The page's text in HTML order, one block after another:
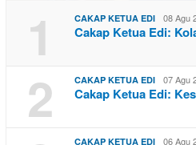
1 CAKAP KETUA EDI 08 Agu
Cakap Ketua Edi:
2 CAKAP KETUA EDI 07 Agu
Cakap Ketua Edi:
CAKAP KETUA EDI 06 Agu